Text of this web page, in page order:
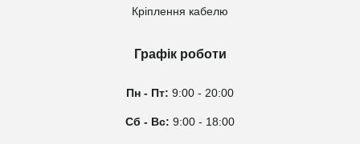
Кріплення кабелю
Графік роботи
Пн - Пт: 9:00 - 20:00
Сб - Вс: 9:00 - 18:00